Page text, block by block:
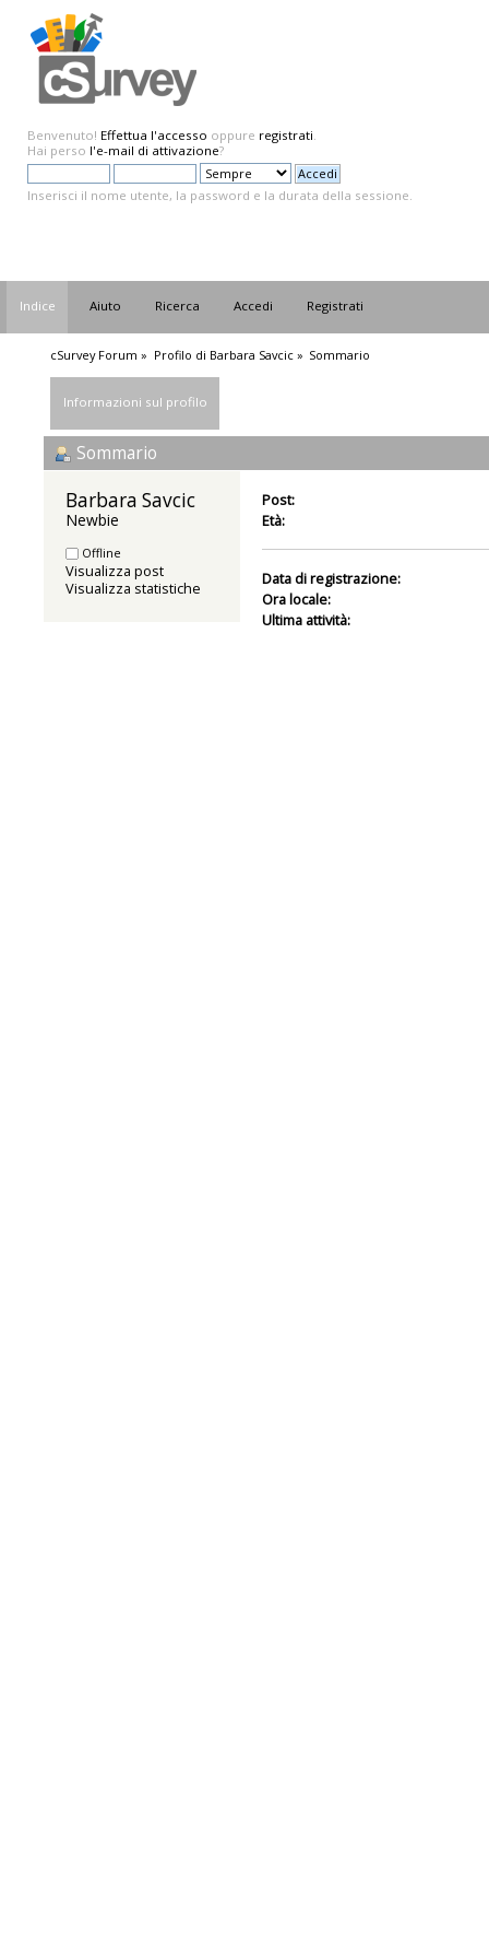
Benvenuto! Effettua l'accesso oppure registrati.
Hai perso l'e-mail di attivazione?
Inserisci il nome utente, la password e la durata della sessione.
Indice Aiuto Ricerca Accedi Registrati
cSurvey Forum » Profilo di Barbara Savcic» Sommario
Informazioni sul profilo
Sommario
Barbara Savcic
Newbie
Offline
Visualizza post
Visualizza statistiche
Post:
Età:
Data di registrazione:
Ora locale:
Ultima attività: